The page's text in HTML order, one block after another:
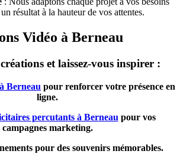
résultat à la hauteur de vos attentes.
Vidéo à Berneau
et laissez-vous inspirer :
Berneau pour renforcer votre présence en
ligne.
percutants à Berneau pour vos
campagnes marketing.
pour des souvenirs mémorables.